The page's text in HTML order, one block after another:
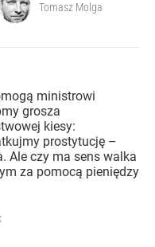
Tomasz Molga
ministrowi
grosza
kiesy:
prostytucję –
Ale czy ma sens walka
za pomocą pieniędzy